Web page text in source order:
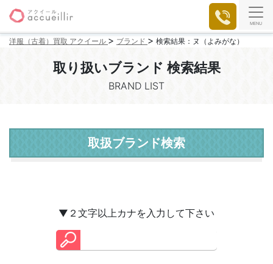
MENU
洋服（古着）買取 アクイール > ブランド > 検索結果：ヌ（よみがな）
取り扱いブランド 検索結果
BRAND LIST
取扱ブランド検索
▼２文字以上カナを入力して下さい